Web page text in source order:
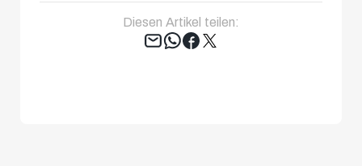
Diesen Artikel teilen:
Tweet